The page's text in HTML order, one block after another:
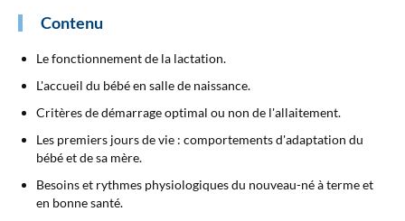
Contenu
Le fonctionnement de la lactation.
L'accueil du bébé en salle de naissance.
Critères de démarrage optimal ou non de l'allaitement.
Les premiers jours de vie : comportements d'adaptation du
bébé et de sa mère.
Besoins et rythmes physiologiques du nouveau-né à terme et
en bonne santé.